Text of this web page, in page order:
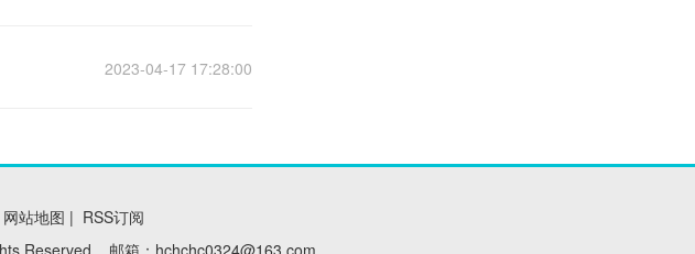
2023-04-17 17:28:00
网站地图 | RSS订阅
Reserved 邮箱：hchchc0324@163.com